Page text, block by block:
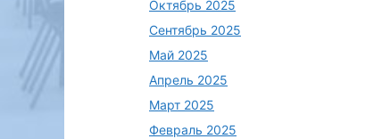
Октябрь 2025
Сентябрь 2025
Май 2025
Апрель 2025
Март 2025
Февраль 2025